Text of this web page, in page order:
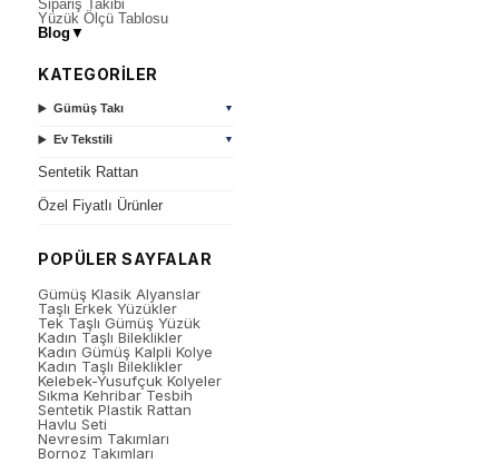
Sipariş Takibi
Yüzük Ölçü Tablosu
Blog ▼
KATEGORİLER
Gümüş Takı ▼
Ev Tekstili ▼
Sentetik Rattan
Özel Fiyatlı Ürünler
POPÜLER SAYFALAR
Gümüş Klasik Alyanslar
Taşlı Erkek Yüzükler
Tek Taşlı Gümüş Yüzük
Kadın Taşlı Bileklikler
Kadın Gümüş Kalpli Kolye
Kadın Taşlı Bileklikler
Kelebek-Yusufçuk Kolyeler
Sıkma Kehribar Tesbih
Sentetik Plastik Rattan
Havlu Seti
Nevresim Takımları
Bornoz Takımları